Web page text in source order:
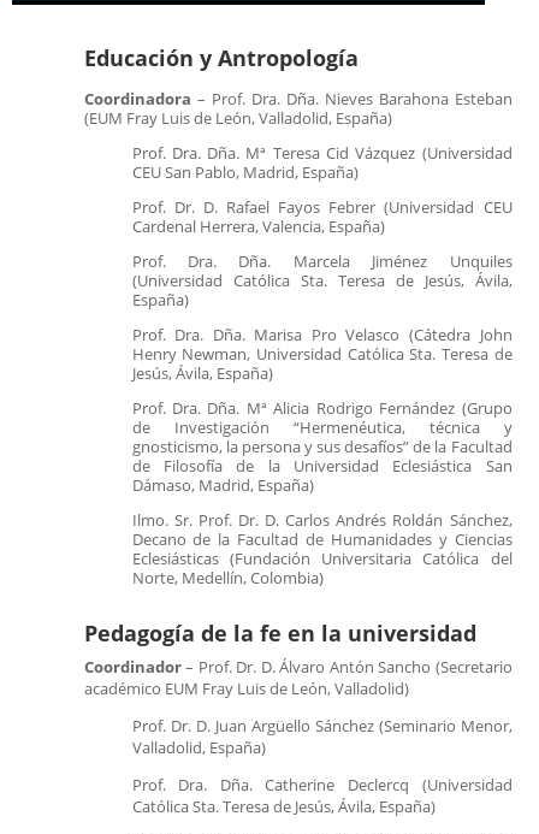
Educación y Antropología
Coordinadora – Prof. Dra. Dña. Nieves Barahona Esteban
(EUM Fray Luis de León, Valladolid, España)
Prof. Dra. Dña. Mª Teresa Cid Vázquez (Universidad
CEU San Pablo, Madrid, España)
Prof. Dr. D. Rafael Fayos Febrer (Universidad CEU
Cardenal Herrera, Valencia, España)
Prof. Dra. Dña. Marcela Jiménez Unquiles
(Universidad Católica Sta. Teresa de Jesús, Ávila,
España)
Prof. Dra. Dña. Marisa Pro Velasco (Cátedra John
Henry Newman, Universidad Católica Sta. Teresa de
Jesús, Ávila, España)
Prof. Dra. Dña. Mª Alicia Rodrigo Fernández (Grupo
de Investigación “Hermenéutica, técnica y
gnosticismo, la persona y sus desafíos” de la Facultad
de Filosofía de la Universidad Eclesiástica San
Dámaso, Madrid, España)
Ilmo. Sr. Prof. Dr. D. Carlos Andrés Roldán Sánchez,
Decano de la Facultad de Humanidades y Ciencias
Eclesiásticas (Fundación Universitaria Católica del
Norte, Medellín, Colombia)
Pedagogía de la fe en la universidad
Coordinador– Prof. Dr. D. Álvaro Antón Sancho (Secretario
académico EUM Fray Luis de León, Valladolid)
Prof. Dr. D. Juan Argüello Sánchez (Seminario Menor,
Valladolid, España)
Prof. Dra. Dña. Catherine Declercq (Universidad
Católica Sta. Teresa de Jesús, Ávila, España)